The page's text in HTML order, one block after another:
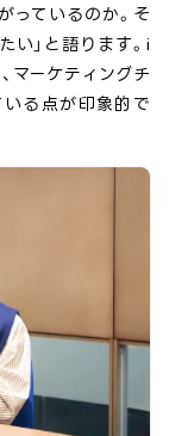
っているのか。そ
い」と語ります。i
マーケティングチ
る点が印象的で